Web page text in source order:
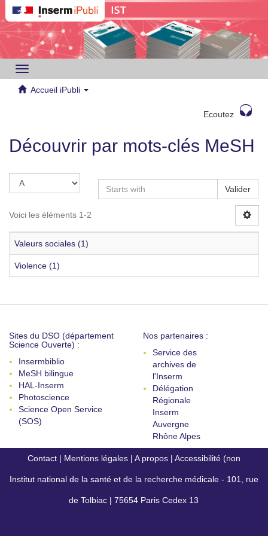
Toggle
navigation
Accueil iPubli
Ecoutez
Découvrir par mots-clés MeSH
Valider
Voici les éléments 1-2
Valeurs sociales (1)
Violence (1)
Sites du DSO (département
Science Ouverte) :
Insermbiblio
MeSH bilingue
HAL-Inserm
Photoscience
Science Open Service
(SOS)
Nos partenaires :
Service des
archives de
l'Inserm
Délégation
Régionale
Inserm
Auvergne
Rhône Alpes
Contact | Mentions légales | A propos | Accessibilité (non
conforme)
Institut national de la santé et de la recherche médicale - 101, rue
de Tolbiac | 75654 Paris Cedex 13